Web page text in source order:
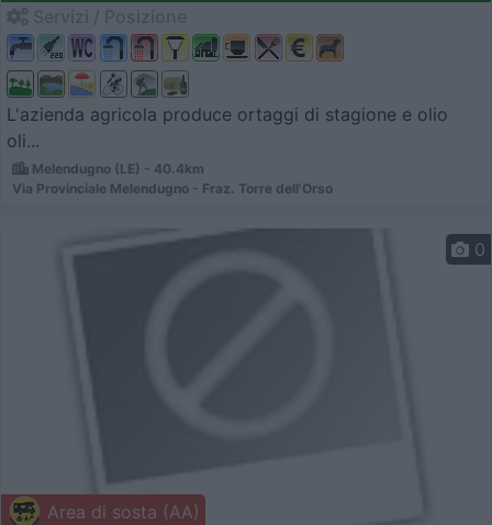
L'azienda agricola produce ortaggi di stagione e olio
oli...
Melendugno (LE) - 40.4km
Via Provinciale Melendugno - Fraz. Torre dell'Orso
Area di sosta (AA)
0